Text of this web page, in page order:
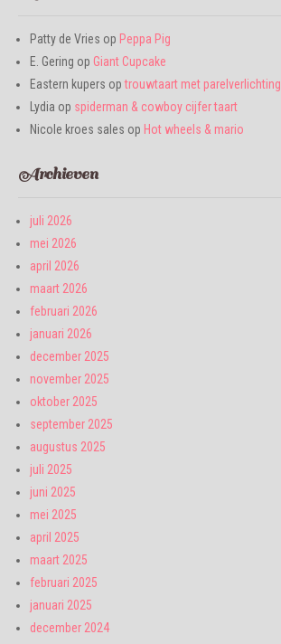
Patty de Vries op Peppa Pig
E. Gering op Giant Cupcake
Eastern kupers optrouwtaart met parelverlichting
Lydia op spiderman & cowboy cijfer taart
Nicole kroes sales op Hot wheels & mario
Archieven
juli 2026
mei 2026
april 2026
maart 2026
februari 2026
januari 2026
december 2025
november 2025
oktober 2025
september 2025
augustus 2025
juli 2025
juni 2025
mei 2025
april 2025
maart 2025
februari 2025
januari 2025
december 2024